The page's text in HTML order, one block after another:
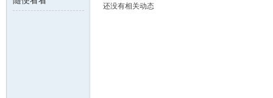
还没有相关动态